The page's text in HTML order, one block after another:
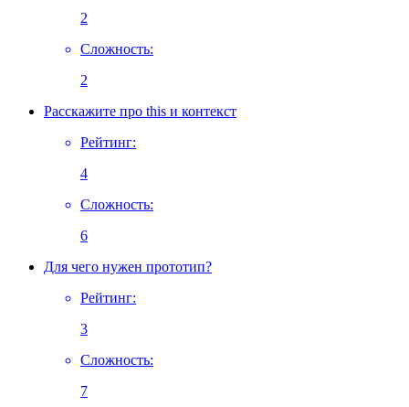
2
Сложность:
2
Расскажите про this и контекст
Рейтинг:
4
Сложность:
6
Для чего нужен прототип?
Рейтинг:
3
Сложность:
7